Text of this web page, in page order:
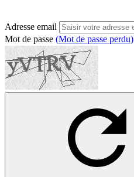
Adresse email
Mot de passe (Mot de passe perdu)